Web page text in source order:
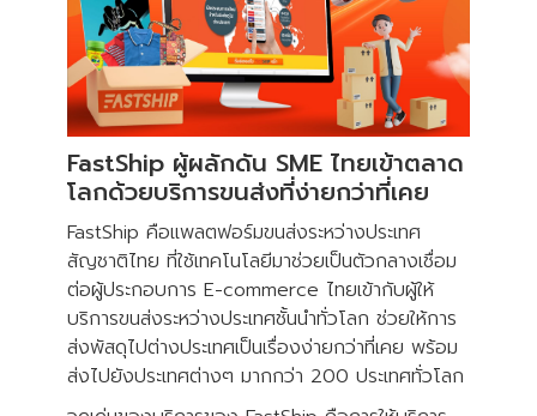
FastShip ผู้ผลักดัน SME ไทยเข้าตลาด
โลกด้วยบริการขนส่งที่ง่ายกว่าที่เคย
FastShip คือแพลตฟอร์มขนส่งระหว่างประเทศ
สัญชาติไทย ที่ใช้เทคโนโลยีมาช่วยเป็นตัวกลางเชื่อม
ต่อผู้ประกอบการ E-commerce ไทยเข้ากับผู้ให้
บริการขนส่งระหว่างประเทศชั้นนำทั่วโลก ช่วยให้การ
ส่งพัสดุไปต่างประเทศเป็นเรื่องง่ายกว่าที่เคย พร้อม
ส่งไปยังประเทศต่างๆ มากกว่า 200 ประเทศทั่วโลก